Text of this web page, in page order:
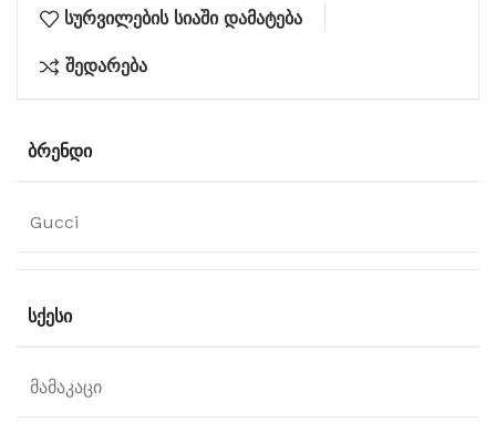
სურვილების სიაში დამატება
შედარება
ᲑᲠᲔᲜᲓᲘ
Gucci
ᲡᲥᲔᲡᲘ
მამაკაცი